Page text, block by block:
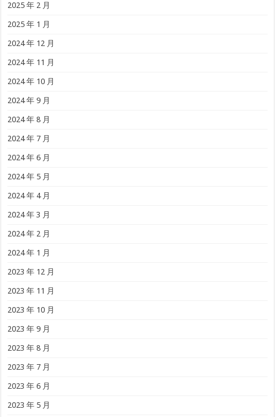
2025 年 2 月
2025 年 1 月
2024 年 12 月
2024 年 11 月
2024 年 10 月
2024 年 9 月
2024 年 8 月
2024 年 7 月
2024 年 6 月
2024 年 5 月
2024 年 4 月
2024 年 3 月
2024 年 2 月
2024 年 1 月
2023 年 12 月
2023 年 11 月
2023 年 10 月
2023 年 9 月
2023 年 8 月
2023 年 7 月
2023 年 6 月
2023 年 5 月